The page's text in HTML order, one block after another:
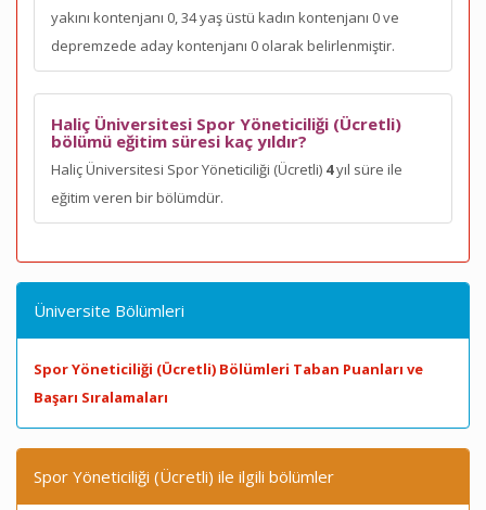
yakını kontenjanı 0, 34 yaş üstü kadın kontenjanı 0 ve
depremzede aday kontenjanı 0 olarak belirlenmiştir.
Haliç Üniversitesi Spor Yöneticiliği (Ücretli)
bölümü eğitim süresi kaç yıldır?
Haliç Üniversitesi Spor Yöneticiliği (Ücretli) 4yıl süre ile
eğitim veren bir bölümdür.
Üniversite Bölümleri
Spor Yöneticiliği (Ücretli) Bölümleri Taban Puanları ve
Başarı Sıralamaları
Spor Yöneticiliği (Ücretli) ile ilgili bölümler